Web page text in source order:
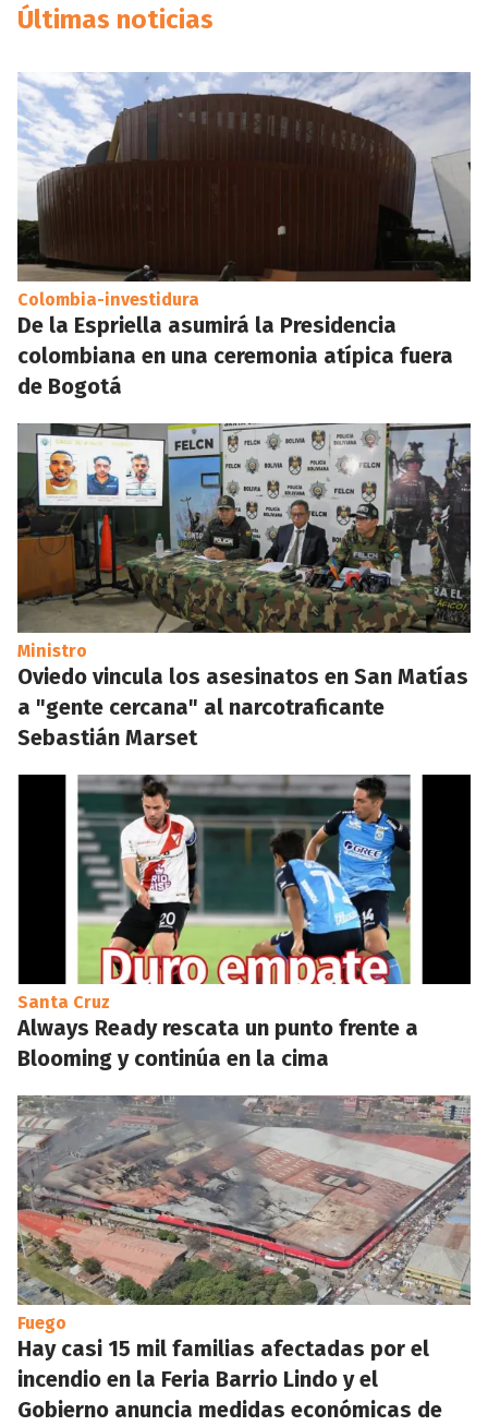
Últimas noticias
Colombia-investidura
De la Espriella asumirá la Presidencia
colombiana en una ceremonia atípica fuera
de Bogotá
Ministro
Oviedo vincula los asesinatos en San Matías
a "gente cercana" al narcotraficante
Sebastián Marset
Santa Cruz
Always Ready rescata un punto frente a
Blooming y continúa en la cima
Fuego
Hay casi 15 mil familias afectadas por el
incendio en la Feria Barrio Lindo y el
Gobierno anuncia medidas económicas de